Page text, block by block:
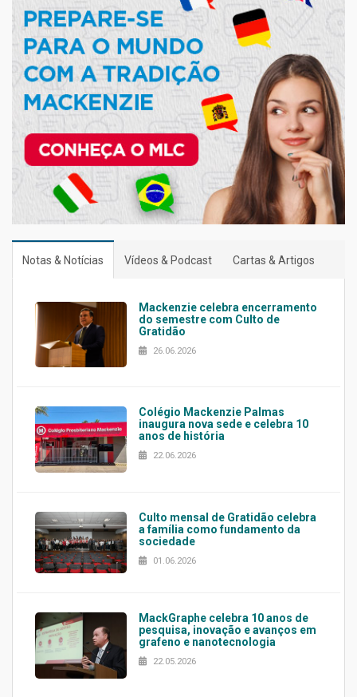
Notas & Notícias Vídeos & Podcast Cartas & Artigos
Mackenzie celebra encerramento
do semestre com Culto de
Gratidão
26.06.2026
Colégio Mackenzie Palmas
inaugura nova sede e celebra 10
anos de história
22.06.2026
Culto mensal de Gratidão celebra
a família como fundamento da
sociedade
01.06.2026
MackGraphe celebra 10 anos de
pesquisa, inovação e avanços em
grafeno e nanotecnologia
22.05.2026